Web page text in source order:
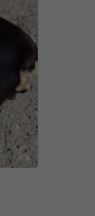
margine di
sono